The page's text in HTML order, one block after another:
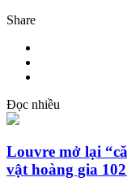
Share
Đọc nhiều
Louvre mở lại
vật hoàng gia